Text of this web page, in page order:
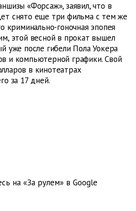
«Форсаж», заявил, что в
снято еще три фильма с тем же
криминально-гоночная эпопея
этой весной в прокат вышел
уже после гибели Пола Уокера
и компьютерной графики. Свой
в кинотеатрах
за 17 дней.
на «За рулем» в Google